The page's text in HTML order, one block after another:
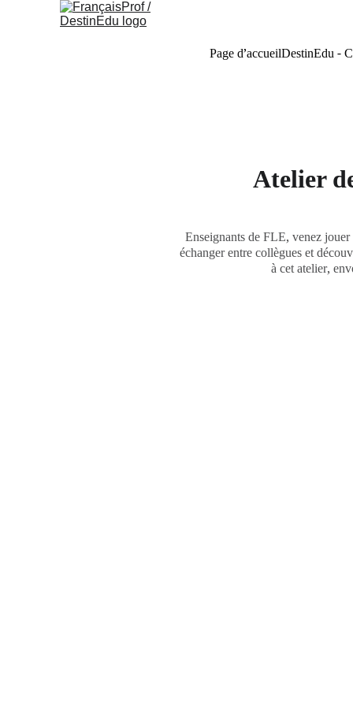
Page d’accueilDestinEdu -
Atelier
Enseignants de FLE, venez
échanger entre collègues et
à cet atelier,